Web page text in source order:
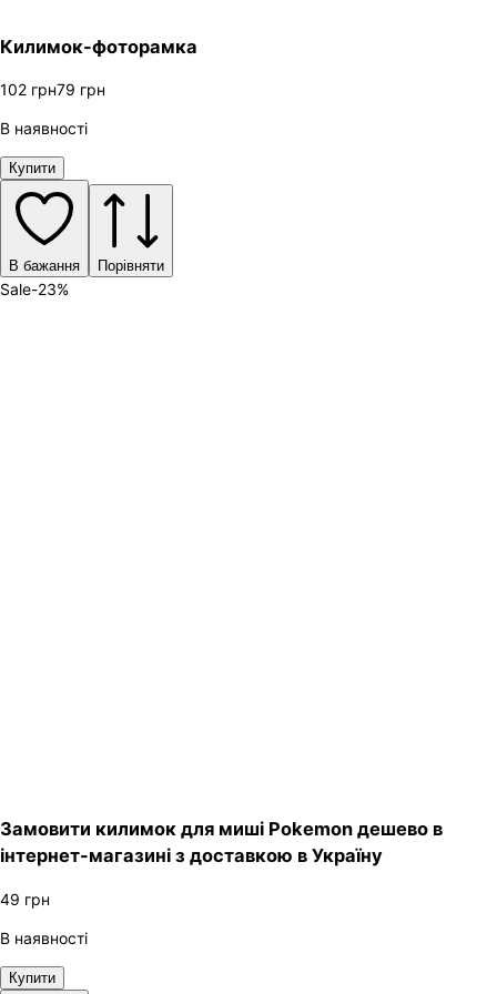
Килимок-фоторамка
102 грн79 грн
В наявності
Купити
В бажання Порівняти
Sale-23%
Замовити килимок для миші Pokemon дешево в
інтернет-магазині з доставкою в Україну
49 грн
В наявності
Купити